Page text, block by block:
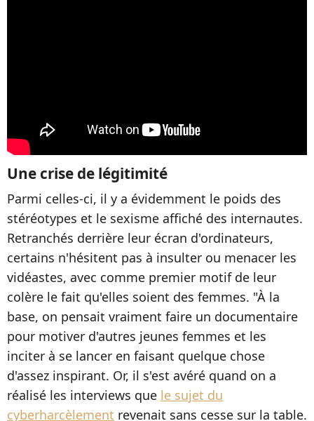
Une crise de légitimité
Parmi celles-ci, il y a évidemment le poids des
stéréotypes et le sexisme affiché des internautes.
Retranchés derrière leur écran d'ordinateurs,
certains n'hésitent pas à insulter ou menacer les
vidéastes, avec comme premier motif de leur
colère le fait qu'elles soient des femmes. "À la
base, on pensait vraiment faire un documentaire
pour motiver d'autres jeunes femmes et les
inciter à se lancer en faisant quelque chose
d'assez inspirant. Or, il s'est avéré quand on a
réalisé les interviews que le sujet du
cyberharcèlement revenait sans cesse sur la table.